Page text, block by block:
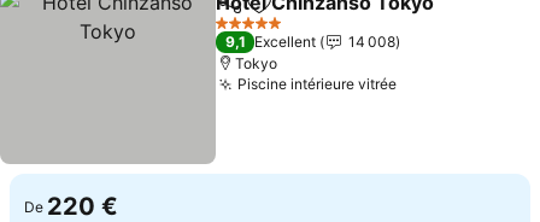
PartagerAjouter à mes favoris
5 Étoiles
9,1 Excellent
14 008
Tokyo
Piscine intérieure vitréeConsulter les
De 220 €